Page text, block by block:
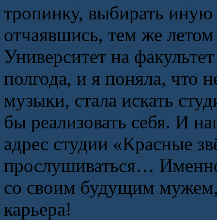
тропинку, выбирать
отчаявшись, тем же
Университет на
полгода, и я поняла, что
музыки, стала искать
бы реализовать себя. И
адрес студии «Красные
прослушиваться…
со своим будущим мужем,
карьера!